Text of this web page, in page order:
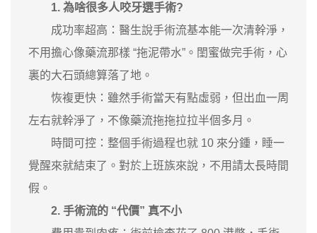
1. 為啥很多人咬牙選手術?
成功率超高：醫生說手術流基本能一次清幹淨，
不用擔心像藥流那樣 “拖泥帶水”。閨蜜做完手術，心
裏的大石頭總算落了地。
恢複更快：雖然手術當天有點虛弱，但出血一周
左右就幹淨了，不像藥流拖拖拉拉半個多月。
時間可控：整個手術過程也就 10 來分鍾，睡一
覺醒來就結束了。對於上班族來說，不用請太長時間
假。
2. 手術流的 “代價” 真不小